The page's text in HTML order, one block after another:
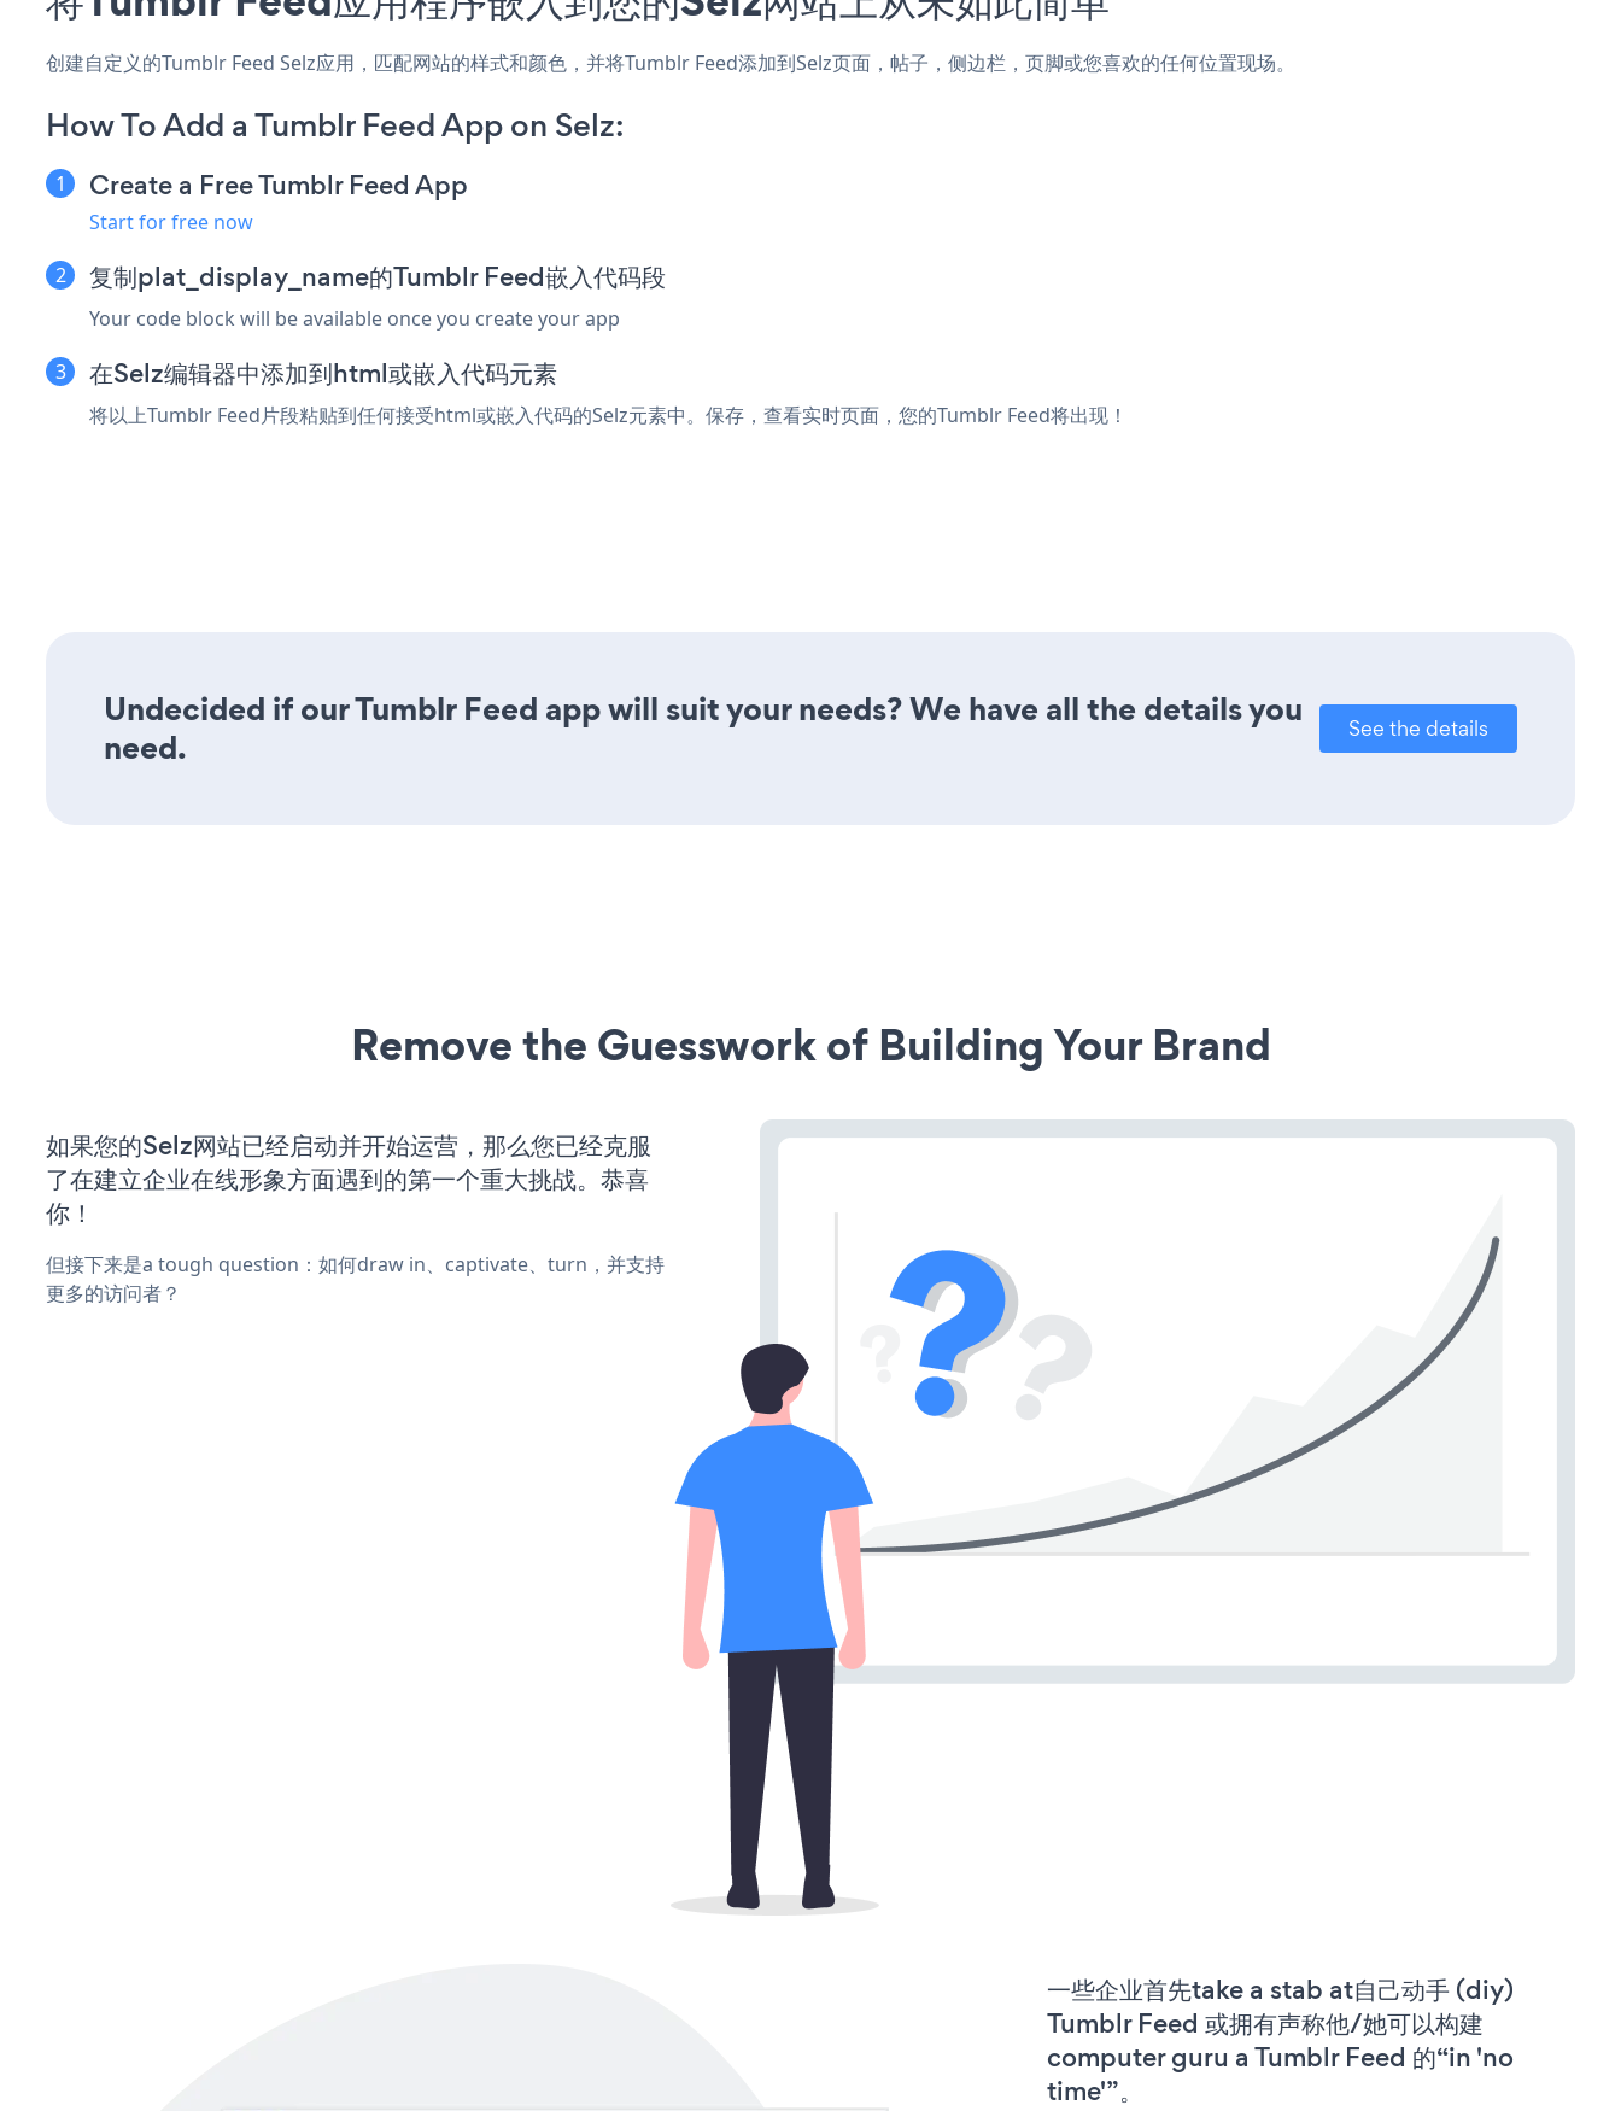
创建自定义的Tumblr Feed Selz应用，匹配网站的样式和颜色，并将Tumblr Feed添加到Selz页面，帖子，侧边栏，页脚或您喜欢的任何位置现场。
How To Add a Tumblr Feed App on Selz:
Create a Free Tumblr Feed App
Start for free now
复制plat_display_name的Tumblr Feed嵌入代码段
Your code block will be available once you create your app
在Selz编辑器中添加到html或嵌入代码元素
将以上Tumblr Feed片段粘贴到任何接受html或嵌入代码的Selz元素中。保存，查看实时页面，您的Tumblr Feed将出现！
Undecided if our Tumblr Feed app will suit your needs? We have all the details you
need.
See the details
Remove the Guesswork of Building Your Brand
如果您的Selz网站已经启动并开始运营，那么您已经克服
了在建立企业在线形象方面遇到的第一个重大挑战。恭喜
你！
但接下来是a tough question：如何draw in、captivate、turn，并支持
更多的访问者？
一些企业首先take a stab at自己动手 (diy)
Tumblr Feed 或拥有声称他/她可以构建
computer guru a Tumblr Feed 的“in 'no
time'”。